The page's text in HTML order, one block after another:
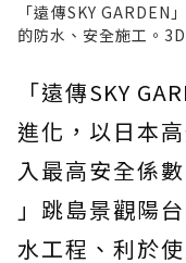
「遠傳SKY
的防水、安全施工。
「遠傳SKY
進化，以日本
入最高安全係
」跳島景觀陽
水工程、利於